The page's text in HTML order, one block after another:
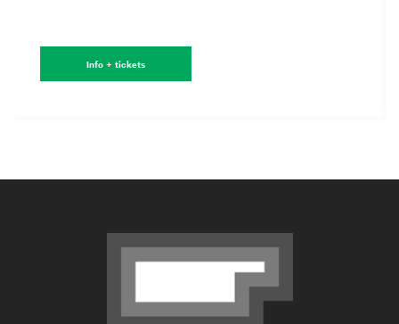
Info + tickets